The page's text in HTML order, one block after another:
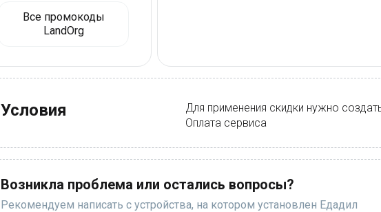
Все промокоды
LandOrg
Условия
Для применения скидки нужно
Оплата сервиса
Возникла проблема или остались вопросы?
Рекомендуем написать с устройства, на котором установлен Едадил